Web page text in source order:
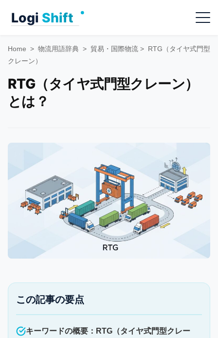
Menu
Home > 物流用語辞典 > 貿易・国際物流 > RTG（タイヤ式門型
クレーン）
RTG（タイヤ式門型クレーン）
とは？
この記事の要点
キーワードの概要：RTG（タイヤ式門型クレー